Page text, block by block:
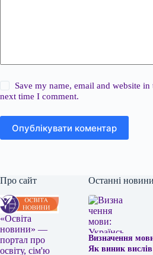
Save my name, email and website
next time I comment.
Опублікувати коментар
Про сайт
«Освіта
новини» —
портал про
освіту, сім'ю
Останні новини
Визначення
Як виник